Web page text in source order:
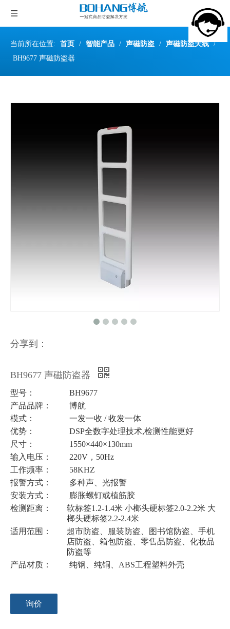
当前所在位置: 首页 / 智能产品 / 声磁防盗 / 声磁防盗天线 /
BH9677 声磁防盗器
分享到：
BH9677 声磁防盗器
型号：
BH9677
产品品牌：
博航
模式：
一发一收 / 收发一体
优势：
DSP全数字处理技术,检测性能更好
尺寸：
1550×440×130mm
输入电压：
220V，50Hz
工作频率：
58KHZ
报警方式：
多种声、光报警
安装方式：
膨胀螺钉或植筋胶
检测距离：
软标签1.2-1.4米 小榔头硬标签2.0-2.2米 大
榔头硬标签2.2-2.4米
适用范围：
超市防盗、服装防盗、图书馆防盗、手机
店防盗、箱包防盗、零售品防盗、化妆品
防盗等
产品材质：
纯钢、纯铜、ABS工程塑料外壳
询价